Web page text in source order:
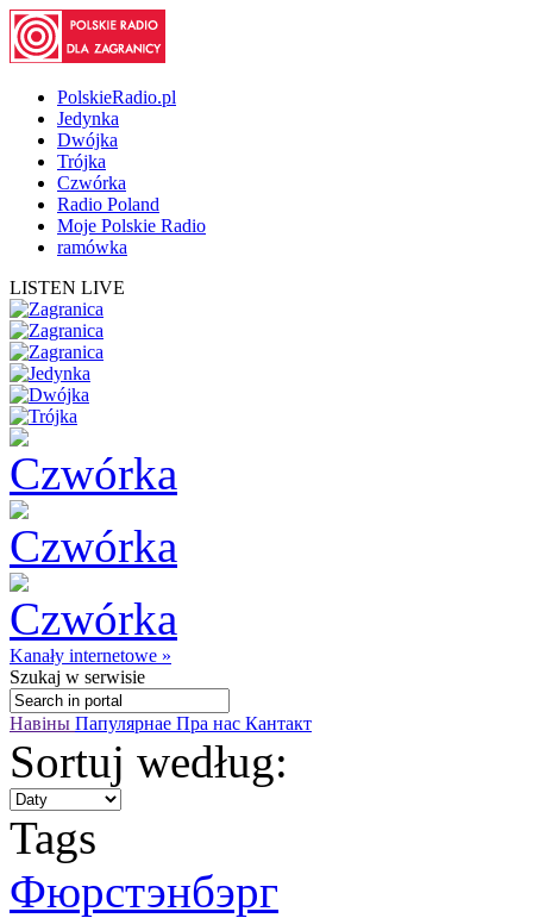
PolskieRadio.pl
Jedynka
Dwójka
Trójka
Czwórka
Radio Poland
Moje Polskie Radio
ramówka
LISTEN LIVE
Kanały internetowe »
Szukaj w serwisie
Навіны Папулярнае Пра нас Кантакт
Sortuj według:
Tags
Фюрстэнбэрг